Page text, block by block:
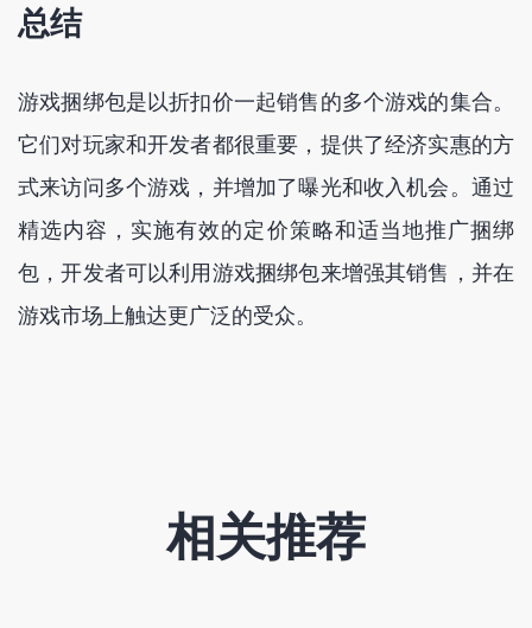
总结
游戏捆绑包是以折扣价一起销售的多个游戏的集合。
它们对玩家和开发者都很重要，提供了经济实惠的方
式来访问多个游戏，并增加了曝光和收入机会。通过
精选内容，实施有效的定价策略和适当地推广捆绑
包，开发者可以利用游戏捆绑包来增强其销售，并在
游戏市场上触达更广泛的受众。
相关推荐